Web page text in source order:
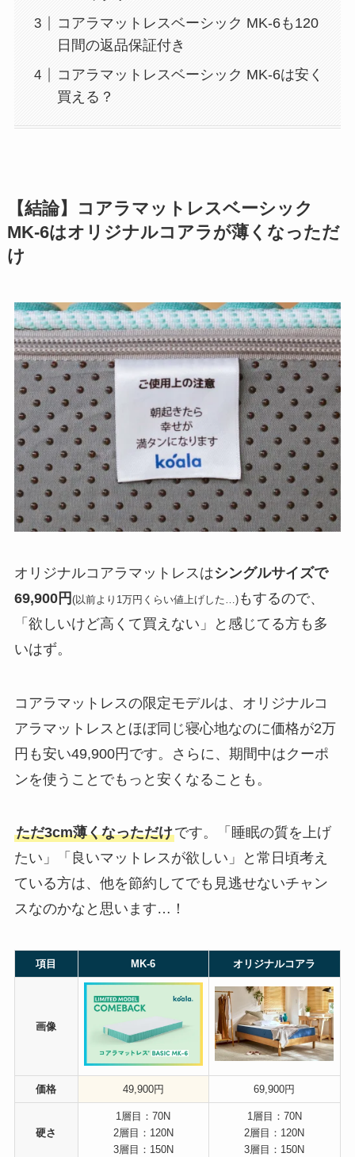
コアラマットレスベーシック MK-6も120
日間の返品保証付き
コアラマットレスベーシック MK-6は安く
買える？
【結論】コアラマットレスベーシック
MK-6はオリジナルコアラが薄くなっただ
け
オリジナルコアラマットレスはシングルサイズで
69,900円 (以前より1万円くらい値上げした…)もするので、
「欲しいけど高くて買えない」と感じてる方も多
いはず。
コアラマットレスの限定モデルは、オリジナルコ
アラマットレスとほぼ同じ寝心地なのに価格が2万
円も安い49,900円です。さらに、期間中はクーポ
ンを使うことでもっと安くなることも。
ただ3cm薄くなっただけです。「睡眠の質を上げ
たい」「良いマットレスが欲しい」と常日頃考え
ている方は、他を節約してでも見逃せないチャン
スなのかなと思います…！
項目 MK-6 オリジナルコアラ
画像
価格 49,900円 69,900円
硬さ
1層目：70N
2層目：120N
3層目：150N
1層目：70N
2層目：120N
3層目：150N